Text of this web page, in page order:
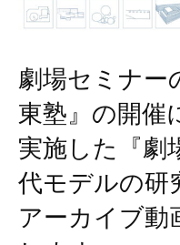
劇場セミナー
東塾』の開催
実施した『劇
代モデルの研
アーカイブ動